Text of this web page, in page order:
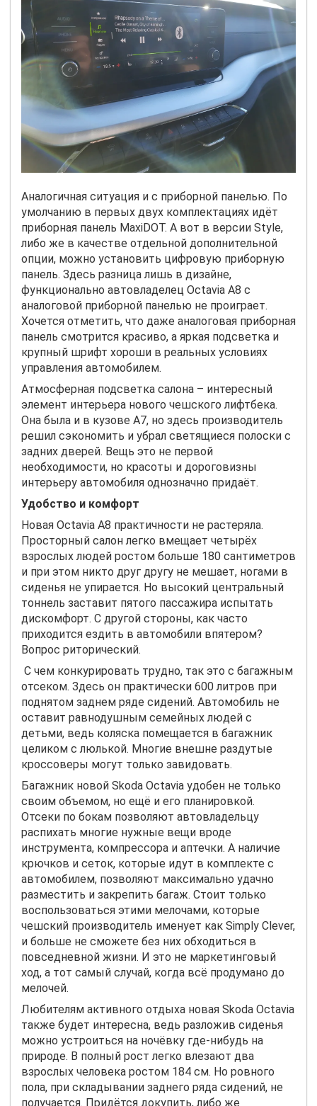
Аналогичная ситуация и с приборной панелью. По
умолчанию в первых двух комплектациях идёт
приборная панель MaxiDOT. А вот в версии Style,
либо же в качестве отдельной дополнительной
опции, можно установить цифровую приборную
панель. Здесь разница лишь в дизайне,
функционально автовладелец Octavia A8 с
аналоговой приборной панелью не проиграет.
Хочется отметить, что даже аналоговая приборная
панель смотрится красиво, а яркая подсветка и
крупный шрифт хороши в реальных условиях
управления автомобилем.
Атмосферная подсветка салона – интересный
элемент интерьера нового чешского лифтбека.
Она была и в кузове A7, но здесь производитель
решил сэкономить и убрал светящиеся полоски с
задних дверей. Вещь это не первой
необходимости, но красоты и дороговизны
интерьеру автомобиля однозначно придаёт.
Удобство и комфорт
Новая Octavia A8 практичности не растеряла.
Просторный салон легко вмещает четырёх
взрослых людей ростом больше 180 сантиметров
и при этом никто друг другу не мешает, ногами в
сиденья не упирается. Но высокий центральный
тоннель заставит пятого пассажира испытать
дискомфорт. С другой стороны, как часто
приходится ездить в автомобили впятером?
Вопрос риторический.
С чем конкурировать трудно, так это с багажным
отсеком. Здесь он практически 600 литров при
поднятом заднем ряде сидений. Автомобиль не
оставит равнодушным семейных людей с
детьми, ведь коляска помещается в багажник
целиком с люлькой. Многие внешне раздутые
кроссоверы могут только завидовать.
Багажник новой Skoda Octavia удобен не только
своим объемом, но ещё и его планировкой.
Отсеки по бокам позволяют автовладельцу
распихать многие нужные вещи вроде
инструмента, компрессора и аптечки. А наличие
крючков и сеток, которые идут в комплекте с
автомобилем, позволяют максимально удачно
разместить и закрепить багаж. Стоит только
воспользоваться этими мелочами, которые
чешский производитель именует как Simply Clever,
и больше не сможете без них обходиться в
повседневной жизни. И это не маркетинговый
ход, а тот самый случай, когда всё продумано до
мелочей.
Любителям активного отдыха новая Skoda Octavia
также будет интересна, ведь разложив сиденья
можно устроиться на ночёвку где-нибудь на
природе. В полный рост легко влезают два
взрослых человека ростом 184 см. Но ровного
пола, при складывании заднего ряда сидений, не
получается. Придётся докупить, либо же